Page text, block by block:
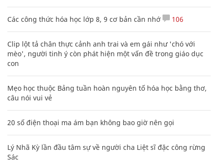
Các công thức hóa học lớp 8, 9 cơ bản cần nhớ 106
Clip lột tả chân thực cảnh anh trai và em gái như 'chó với
mèo', người tinh ý còn phát hiện một vấn đề trong giáo dục
con
Mẹo học thuộc Bảng tuần hoàn nguyên tố hóa học bằng thơ,
câu nói vui vẻ
20 số điện thoại ma ám bạn không bao giờ nên gọi
Lý Nhã Kỳ lần đầu tâm sự về người cha Liệt sĩ đặc công rừng
Sác